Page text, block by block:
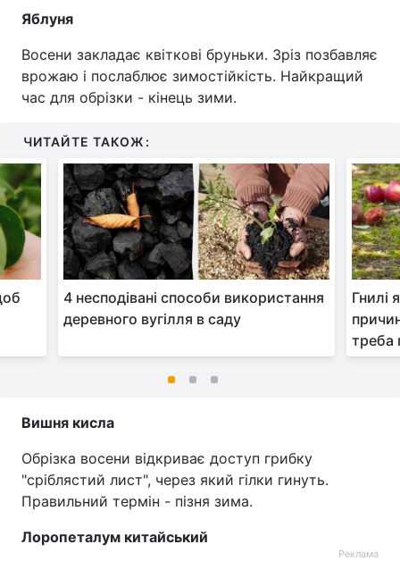
Яблуня
Восени закладає квіткові бруньки. Зріз позбавляє
врожаю і послаблює зимостійкість. Найкращий
час для обрізки - кінець зими.
ЧИТАЙТЕ ТАКОЖ:
4 несподівані способи використання
деревного вугілля в саду
Гнилі
треба
Вишня кисла
Обрізка восени відкриває доступ грибку
"сріблястий лист", через який гілки гинуть.
Правильний термін - пізня зима.
Лоропеталум китайський
Реклама